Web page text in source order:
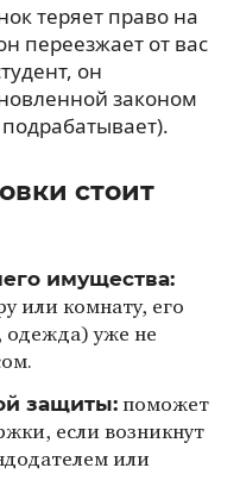
теряет право на
переезжает от вас
он
законом
стоит
имущества:
или комнату, его
одежда) уже не
защиты:поможет
если возникнут
или